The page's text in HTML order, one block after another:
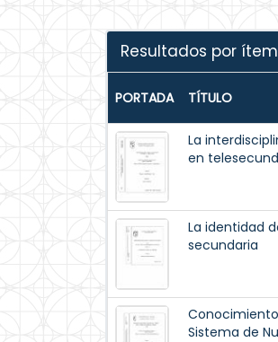
Resultados por
PORTADA TÍTULO
La
en
La identidad
secundaria
Sistema de